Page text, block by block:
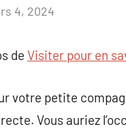
4, 2024
de Visiter pour en
votre petite
Vous auriez